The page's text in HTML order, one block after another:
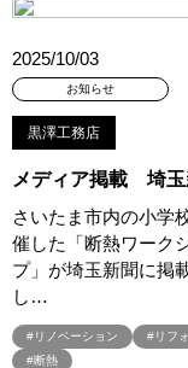
#PAWTNER
#QUOカードプレゼント
#select PACKAGE
#sumitomo forestry
#Tomorrow's Life
#WEBでマイホーム
#WEB予約限定
#web見学会
2025/10/03
お知らせ
黒澤工務店
メディア掲載 埼玉
さいたま市内の小学
催した「断熱ワーク
プ」が埼玉新聞に掲
し…
#リノベーション
#リフ
#断熱